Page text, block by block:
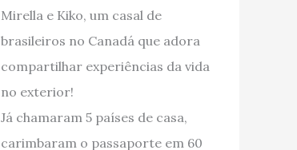
Mirella e Kiko, um casal de
brasileiros no Canadá que adora
compartilhar experiências da vida
no exterior!
Já chamaram 5 países de casa,
carimbaram o passaporte em 60